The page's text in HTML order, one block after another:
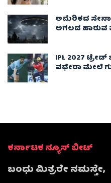
ಅಮೆರಿಕದ
ಅಗಲದ ಹಾರುವ
IPL 2027
ವಧೇರಾ ಮೇಲೆ
ಕರ್ನಾಟಕ ನ್ಯೂಸ್ ಬೀಟ್
ಬಂಧು ಮಿತ್ರರೇ ನಮಸ್ತೇ,